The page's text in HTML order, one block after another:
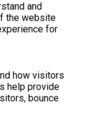
and
the website
for
how visitors
help provide
bounce